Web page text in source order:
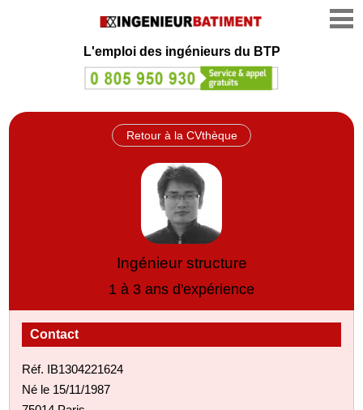
L'emploi des ingénieurs du BTP
Retour à la CVthèque
Ingénieur structure
1 à 3 ans d'expérience
Contact
Réf. IB1304221624
Né le 15/11/1987